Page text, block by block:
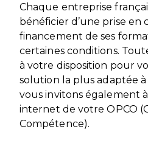
Chaque entreprise
bénéficier d’une prise en
financement de ses
certaines conditions.
à votre disposition pour
solution la plus adaptée à
vous invitons également
internet de votre OPCO
Compétence).